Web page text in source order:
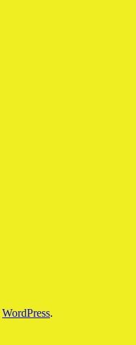
WordPress.